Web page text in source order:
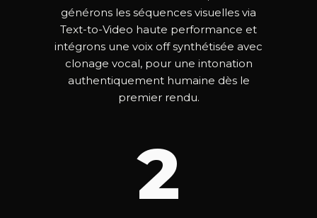
générons les séquences visuelles via
Text-to-Video haute performance et
intégrons une voix off synthétisée avec
clonage vocal, pour une intonation
authentiquement humaine dès le
premier rendu.
2